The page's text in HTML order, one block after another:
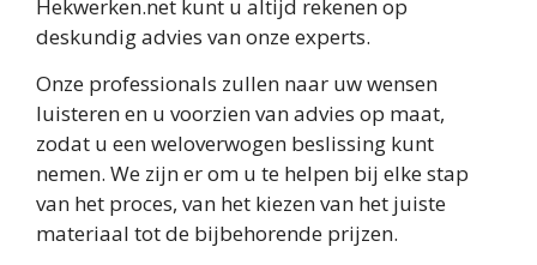
Hekwerken.net kunt u altijd rekenen op
deskundig advies van onze experts.
Onze professionals zullen naar uw wensen
luisteren en u voorzien van advies op maat,
zodat u een weloverwogen beslissing kunt
nemen. We zijn er om u te helpen bij elke stap
van het proces, van het kiezen van het juiste
materiaal tot de bijbehorende prijzen.